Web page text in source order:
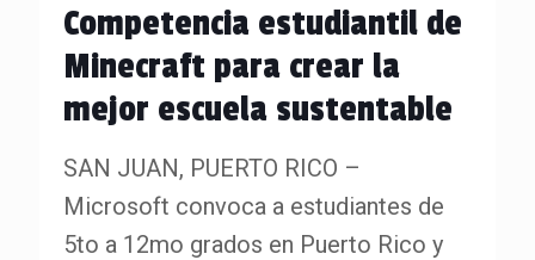
Competencia estudiantil de
Minecraft para crear la
mejor escuela sustentable
SAN JUAN, PUERTO RICO –
Microsoft convoca a estudiantes de
5to a 12mo grados en Puerto Rico y